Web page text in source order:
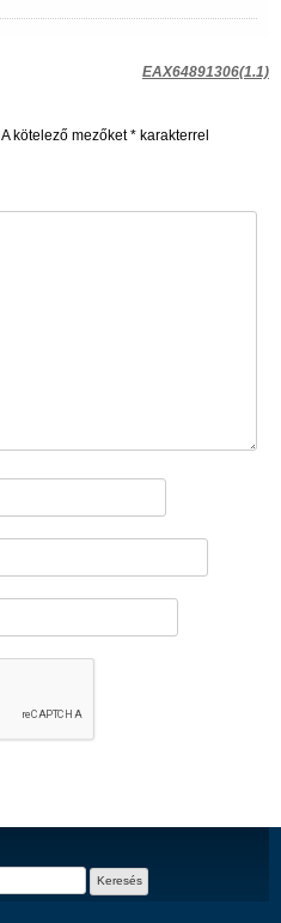
EAX64891306(1.1)
A kötelező mezőket* karakterrel